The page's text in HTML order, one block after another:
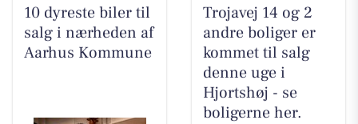
10 dyreste biler til
salg i nærheden af
Aarhus Kommune
Trojavej 14 og 2
andre boliger er
kommet til salg
denne uge i
Hjortshøj - se
boligerne her.